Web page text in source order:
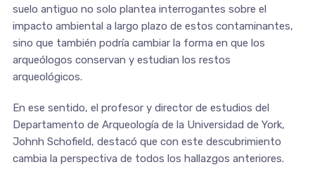
suelo antiguo no solo plantea interrogantes sobre el
impacto ambiental a largo plazo de estos contaminantes,
sino que también podría cambiar la forma en que los
arqueólogos conservan y estudian los restos
arqueológicos.
En ese sentido, el profesor y director de estudios del
Departamento de Arqueología de la Universidad de York,
Johnh Schofield, destacó que con este descubrimiento
cambia la perspectiva de todos los hallazgos anteriores.